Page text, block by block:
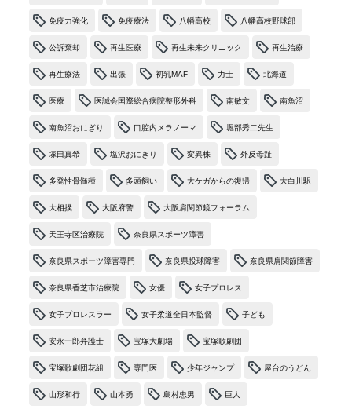
免疫力強化 免疫療法 八幡高校 八幡高校野球部
公訴棄却 再生医療 再生未来クリニック 再生治療
再生療法 出張 初乳MAF 力士 北海道
医療 医誠会国際総合病院整形外科 南敏文 南魚沼
南魚沼おにぎり 口腔内メラノーマ 堀部秀二先生
塚田真希 塩沢おにぎり 変異株 外反母趾
多発性骨髄種 多頭飼い 大ケガからの復帰 大白川駅
大相撲 大阪府警 大阪肩関節鏡フォーラム
天王寺区治療院 奈良県スポーツ障害
奈良県スポーツ障害専門 奈良県投球障害 奈良県肩関節障害
奈良県香芝市治療院 女優 女子プロレス
女子プロレスラー 女子柔道全日本監督 子ども
安永一郎弁護士 宝塚大劇場 宝塚歌劇団
宝塚歌劇団花組 専門医 少年ジャンプ 屋台のうどん
山形和行 山本勇 島村忠男 巨人